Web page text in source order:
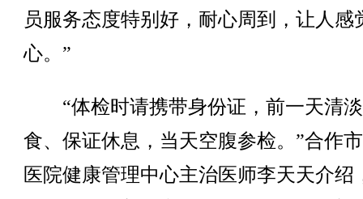
员服务态度特别好，耐心周到，让人感
心。”
“体检时请携带身份证，前一天清
食、保证休息，当天空腹参检。”合作
医院健康管理中心主治医师李天天介绍